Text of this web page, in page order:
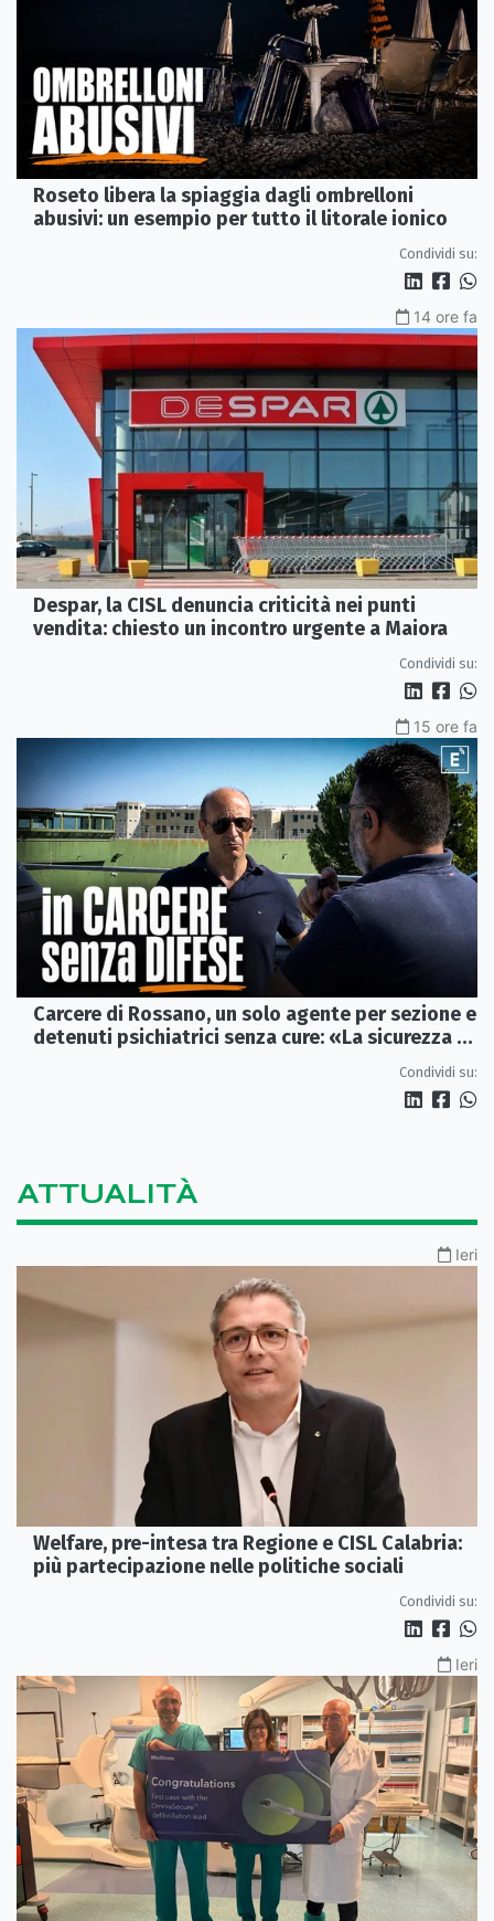
Roseto libera la spiaggia dagli ombrelloni
abusivi: un esempio per tutto il litorale ionico
Condividi su:
14 ore fa
Despar, la CISL denuncia criticità nei punti
vendita: chiesto un incontro urgente a Maiora
Condividi su:
15 ore fa
Carcere di Rossano, un solo agente per sezione e
detenuti psichiatrici senza cure: «La sicurezza è
Condividi su:
ATTUALITÀ
Ieri
Welfare, pre-intesa tra Regione e CISL Calabria:
più partecipazione nelle politiche sociali
Condividi su:
Ieri